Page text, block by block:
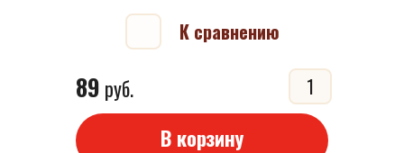
К сравнению
89 руб.
В корзину